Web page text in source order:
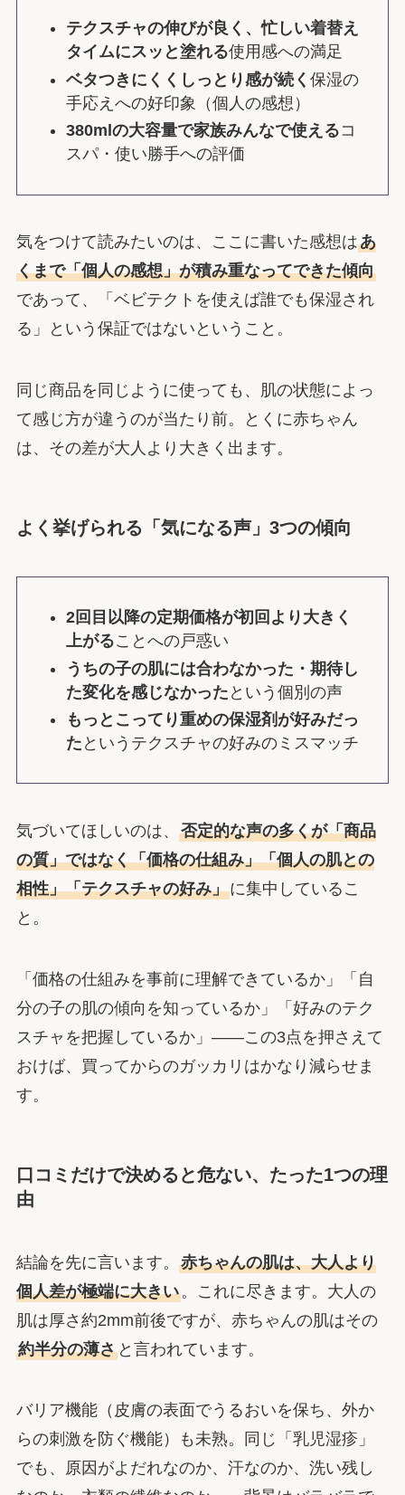
テクスチャの伸びが良く、忙しい着替え
タイムにスッと塗れる使用感への満足
ベタつきにくくしっとり感が続く 保湿の
手応えへの好印象（個人の感想）
380mlの大容量で家族みんなで使えるコ
スパ・使い勝手への評価
気をつけて読みたいのは、ここに書いた感想はあ
くまで「個人の感想」が積み重なってできた傾向
であって、「ベビテクトを使えば誰でも保湿され
る」という保証ではないということ。
同じ商品を同じように使っても、肌の状態によっ
て感じ方が違うのが当たり前。とくに赤ちゃん
は、その差が大人より大きく出ます。
よく挙げられる「気になる声」3つの傾向
2回目以降の定期価格が初回より大きく
上がることへの戸惑い
うちの子の肌には合わなかった・期待し
た変化を感じなかった という個別の声
もっとこってり重めの保湿剤が好みだっ
た というテクスチャの好みのミスマッチ
気づいてほしいのは、 否定的な声の多くが「商品
の質」ではなく「価格の仕組み」「個人の肌との
相性」「テクスチャの好み」に集中しているこ
と。
「価格の仕組みを事前に理解できているか」「自
分の子の肌の傾向を知っているか」「好みのテク
スチャを把握しているか」――この3点を押さえて
おけば、買ってからのガッカリはかなり減らせま
す。
口コミだけで決めると危ない、たった1つの理
由
結論を先に言います。 赤ちゃんの肌は、大人より
個人差が極端に大きい。これに尽きます。大人の
肌は厚さ約2mm前後ですが、赤ちゃんの肌はその
約半分の薄さと言われています。
バリア機能（皮膚の表面でうるおいを保ち、外か
らの刺激を防ぐ機能）も未熟。同じ「乳児湿疹」
でも、原因がよだれなのか、汗なのか、洗い残し